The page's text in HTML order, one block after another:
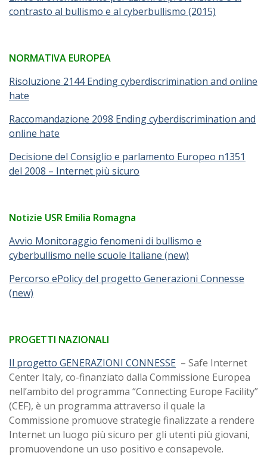
contrasto al bullismo e al cyberbullismo (2015)
NORMATIVA EUROPEA
Risoluzione 2144 Ending cyberdiscrimination and online
hate
Raccomandazione 2098 Ending cyberdiscrimination and
online hate
Decisione del Consiglio e parlamento Europeo n1351
del 2008 – Internet più sicuro
Notizie USR Emilia Romagna
Avvio Monitoraggio fenomeni di bullismo e
cyberbullismo nelle scuole Italiane (new)
Percorso ePolicy del progetto Generazioni Connesse
(new)
PROGETTI NAZIONALI
Il progetto GENERAZIONI CONNESSE – Safe Internet
Center Italy, co-finanziato dalla Commissione Europea
nell’ambito del programma “Connecting Europe Facility”
(CEF), è un programma attraverso il quale la
Commissione promuove strategie finalizzate a rendere
Internet un luogo più sicuro per gli utenti più giovani,
promuovendone un uso positivo e consapevole.